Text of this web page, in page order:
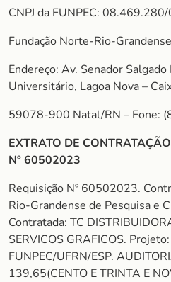
CNPJ da FUNPEC:
Fundação Norte-Rio-
Endereço: Av. Senador
Universitário, Lagoa Nova –
59078-900 Natal/RN – Fone:
EXTRATO DE
Nº 60502023
Requisição Nº 60502023.
Rio-Grandense de Pesquisa e
Contratada: TC
SERVICOS GRAFICOS.
FUNPEC/UFRN/ESP.
139,65(CENTO E TRINTA E